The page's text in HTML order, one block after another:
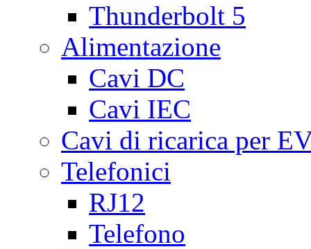
Thunderbolt 5
Alimentazione
Cavi DC
Cavi IEC
Cavi di ricarica per
Telefonici
RJ12
Telefono